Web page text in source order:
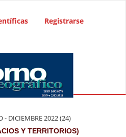
Registrarse
- DICIEMBRE 2022 (24)
Y TERRITORIOS)